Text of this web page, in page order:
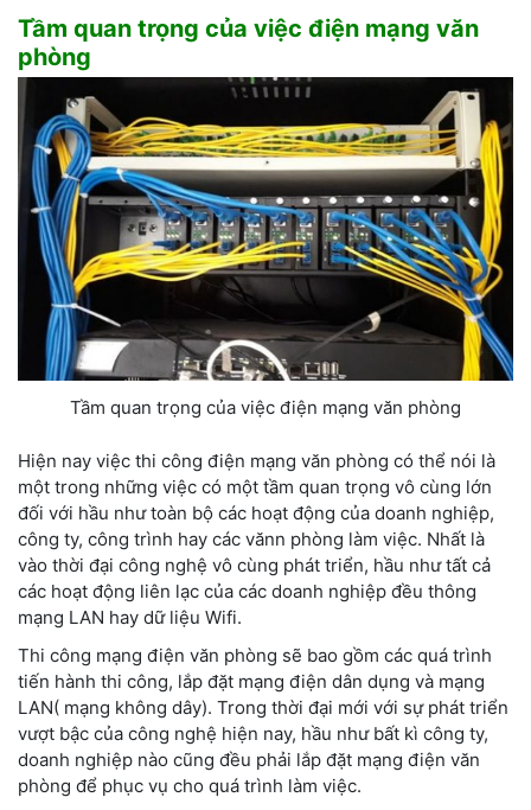
Tầm quan trọng của việc điện mạng văn
phòng
Tầm quan trọng của việc điện mạng văn phòng
Hiện nay việc thi công điện mạng văn phòng có thể nói là
một trong những việc có một tầm quan trọng vô cùng lớn
đối với hầu như toàn bộ các hoạt động của doanh nghiệp,
công ty, công trình hay các vănn phòng làm việc. Nhất là
vào thời đại công nghệ vô cùng phát triển, hầu như tất cả
các hoạt động liên lạc của các doanh nghiệp đều thông
mạng LAN hay dữ liệu Wifi.
Thi công mạng điện văn phòng sẽ bao gồm các quá trình
tiến hành thi công, lắp đặt mạng điện dân dụng và mạng
LAN( mạng không dây). Trong thời đại mới với sự phát triển
vượt bậc của công nghệ hiện nay, hầu như bất kì công ty,
doanh nghiệp nào cũng đều phải lắp đặt mạng điện văn
phòng để phục vụ cho quá trình làm việc.